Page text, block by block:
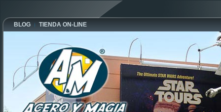
BLOG TIENDA ON-LINE